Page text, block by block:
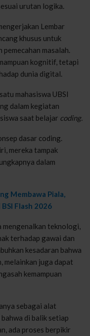
urutan logika.
Lembar
khusus untuk
masalah.
kognitif, tetapi
dunia digital.
mahasiswa UBSI
dalam kegiatan
saat belajar coding.
dasar coding.
mereka tampak
dalam
Membawa Piala,
Flash 2026
mengenalkan teknologi,
terhadap gawai dan
kesadaran bahwa
melainkan juga dapat
kemampuan
sebagai alat
di balik setiap
ada proses berpikir